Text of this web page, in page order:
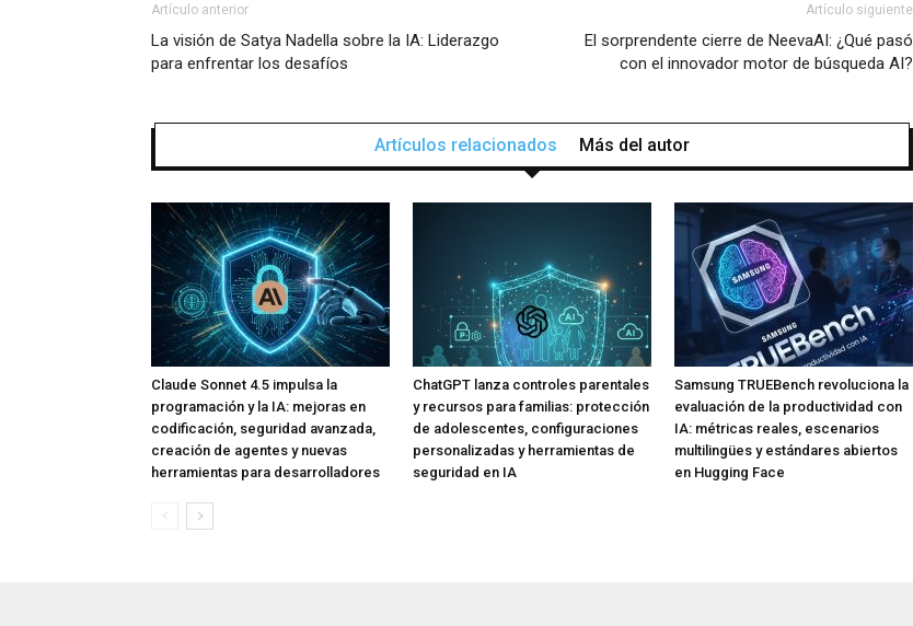
Artículo anterior
La visión de Satya Nadella sobre la IA: Liderazgo
para enfrentar los desafíos
Artículo siguiente
El sorprendente cierre de NeevaAI: ¿Qué pasó
con el innovador motor de búsqueda AI?
Artículos relacionados Más del autor
Claude Sonnet 4.5 impulsa la
programación y la IA: mejoras en
codificación, seguridad avanzada,
creación de agentes y nuevas
herramientas para desarrolladores
ChatGPT lanza controles parentales
y recursos para familias: protección
de adolescentes, configuraciones
personalizadas y herramientas de
seguridad en IA
Samsung TRUEBench revoluciona la
evaluación de la productividad con
IA: métricas reales, escenarios
multilingües y estándares abiertos
en Hugging Face